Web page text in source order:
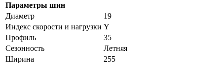
Параметры шин
Диаметр
19
Индекс скорости и нагрузки Y
Профиль
35
Сезонность
Летняя
Ширина
255